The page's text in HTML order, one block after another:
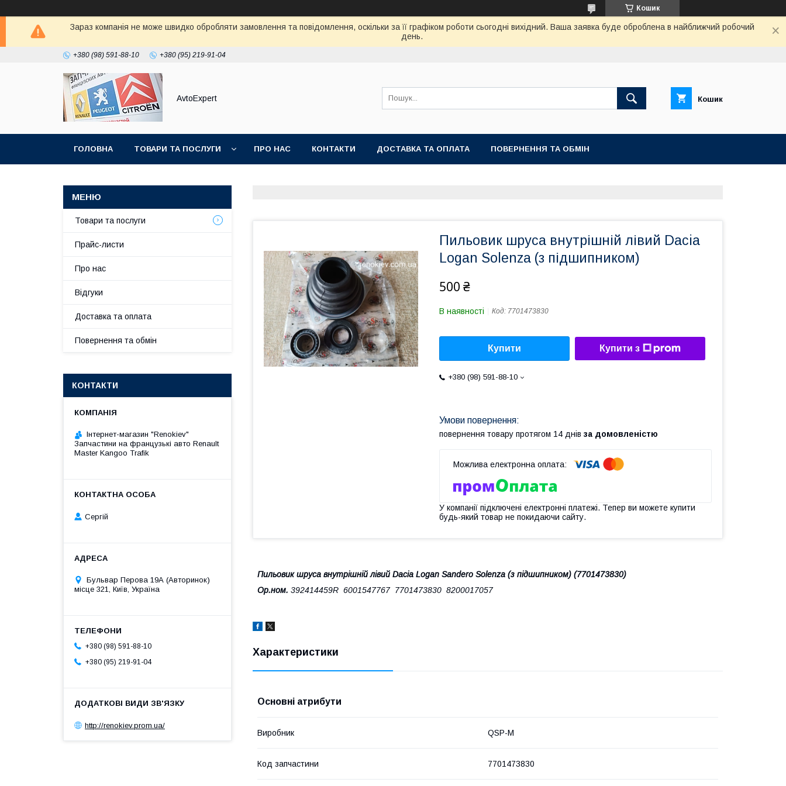
Кошик
Зараз компанія не може швидко обробляти замовлення та повідомлення, оскільки за її графіком роботи сьогодні вихідний. Ваша заявка буде оброблена в найближчий робочий
день.
+380 (98) 591-88-10 +380 (95) 219-91-04
AvtoExpert Кошик
ГОЛОВНА ТОВАРИ ТА ПОСЛУГИ ПРО НАС КОНТАКТИ ДОСТАВКА ТА ОПЛАТА ПОВЕРНЕННЯ ТА ОБМІН
Пильовик шруса внутрішній лівий Dacia
Logan Solenza (з підшипником)
500 ₴
В наявності Код: 7701473830
Купити Купити з
+380 (98) 591-88-10
повернення товару протягом 14 днів за домовленістю
У компанії підключені електронні платежі. Тепер ви можете купити
будь-який товар не покидаючи сайту.
Пильовик шруса внутрішній лівий Dacia Logan Sandero Solenza (з підшипником) (7701473830)
Ор.ном. 392414459R 6001547767 7701473830 8200017057
Характеристики
Основні атрибути
Виробник QSP-M
Код запчастини 7701473830
Товари та послуги
Прайс-листи
Про нас
Відгуки
Доставка та оплата
Повернення та обмін
КОНТАКТИ
Інтернет-магазин "Renokiev"
Запчастини на французькі авто Renault
Master Kangoo Trafik
Сергій
Бульвар Перова 19А (Авторинок)
місце 321, Київ, Україна
+380 (98) 591-88-10
+380 (95) 219-91-04
http://renokiev.prom.ua/